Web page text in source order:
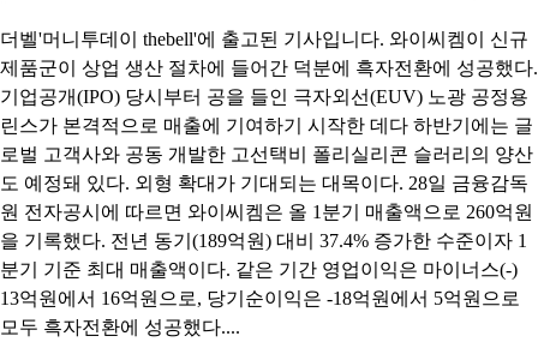
더벨'머니투데이 thebell'에 출고된 기사입니다. 와이씨켐이 신규
제품군이 상업 생산 절차에 들어간 덕분에 흑자전환에 성공했다.
기업공개(IPO) 당시부터 공을 들인 극자외선(EUV) 노광 공정용
린스가 본격적으로 매출에 기여하기 시작한 데다 하반기에는 글
로벌 고객사와 공동 개발한 고선택비 폴리실리콘 슬러리의 양산
도 예정돼 있다. 외형 확대가 기대되는 대목이다. 28일 금융감독
원 전자공시에 따르면 와이씨켐은 올 1분기 매출액으로 260억원
을 기록했다. 전년 동기(189억원) 대비 37.4% 증가한 수준이자 1
분기 기준 최대 매출액이다. 같은 기간 영업이익은 마이너스(-)
13억원에서 16억원으로, 당기순이익은 -18억원에서 5억원으로
모두 흑자전환에 성공했다....